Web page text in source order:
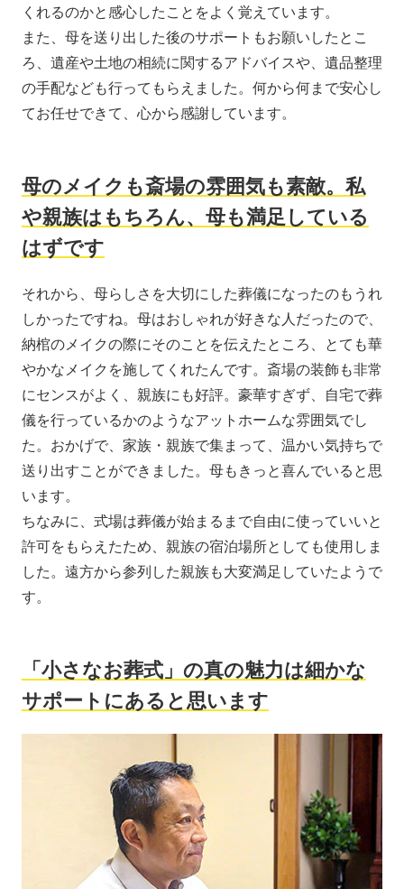
くれるのかと感心したことをよく覚えています。
また、母を送り出した後のサポートもお願いしたとこ
ろ、遺産や土地の相続に関するアドバイスや、遺品整理
の手配なども行ってもらえました。何から何まで安心し
てお任せできて、心から感謝しています。
母のメイクも斎場の雰囲気も素敵。私
や親族はもちろん、母も満足している
はずです
それから、母らしさを大切にした葬儀になったのもうれ
しかったですね。母はおしゃれが好きな人だったので、
納棺のメイクの際にそのことを伝えたところ、とても華
やかなメイクを施してくれたんです。斎場の装飾も非常
にセンスがよく、親族にも好評。豪華すぎず、自宅で葬
儀を行っているかのようなアットホームな雰囲気でし
た。おかげで、家族・親族で集まって、温かい気持ちで
送り出すことができました。母もきっと喜んでいると思
います。
ちなみに、式場は葬儀が始まるまで自由に使っていいと
許可をもらえたため、親族の宿泊場所としても使用しま
した。遠方から参列した親族も大変満足していたようで
す。
「小さなお葬式」の真の魅力は細かな
サポートにあると思います